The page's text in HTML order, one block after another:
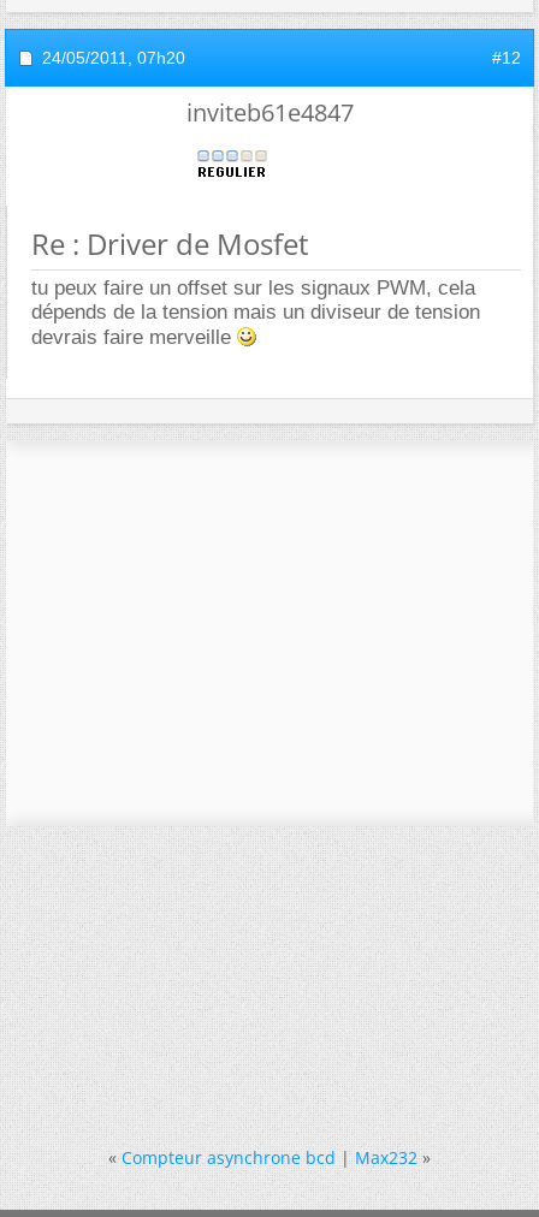
24/05/2011, 07h20 #12
inviteb61e4847
Re : Driver de Mosfet
tu peux faire un offset sur les signaux PWM, cela
dépends de la tension mais un diviseur de tension
devrais faire merveille
« Compteur asynchrone bcd|Max232 »